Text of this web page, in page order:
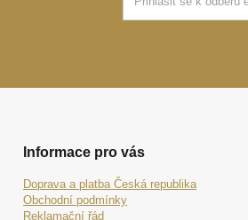
Informace pro vás
Doprava a platba Česká republika
Obchodní podmínky
Reklamační řád